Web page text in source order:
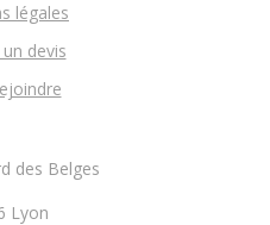
légales
devis
des Belges
Lyon